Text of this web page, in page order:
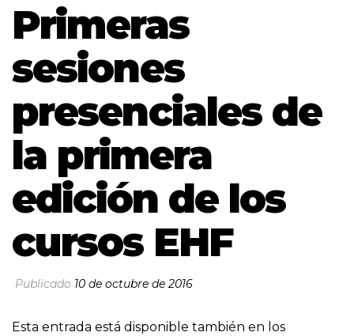
Primeras
sesiones
presenciales de
la primera
edición de los
cursos EHF
Publicado 10 de octubre de 2016
Esta entrada está disponible también en los